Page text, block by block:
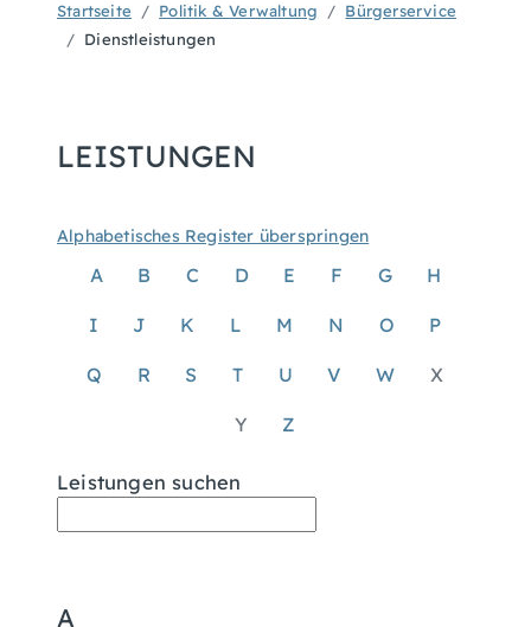
Startseite Politik & Verwaltung
Bürgerservice
Dienstleistungen
LEISTUNGEN
Alphabetisches Register überspringen
A B C D E F G H
I J K L M N O P
Q R S T U V W X
Y Z
Leistungen suchen
A